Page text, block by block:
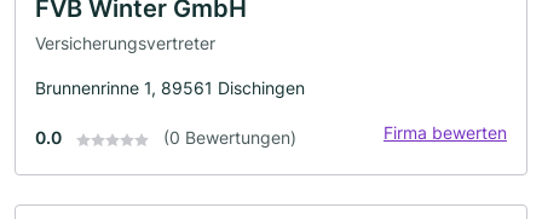
FVB Winter GmbH
Versicherungsvertreter
Brunnenrinne 1, 89561 Dischingen
0.0 (0 Bewertungen) Firma bewerten